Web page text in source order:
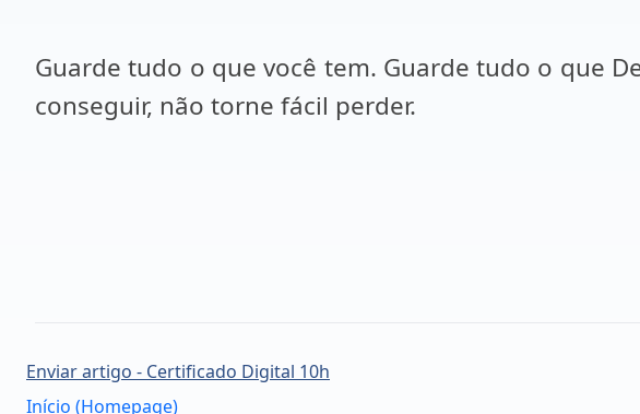
Guarde tudo o que você tem. Guarde tudo o que
conseguir, não torne fácil perder.
Enviar artigo - Certificado Digital 10h
Início (Homepage)